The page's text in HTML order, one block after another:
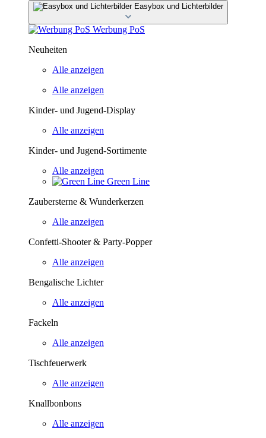
Easybox und Lichterbilder
Werbung PoS
Neuheiten
Alle anzeigen
Alle anzeigen
Kinder- und Jugend-Display
Alle anzeigen
Kinder- und Jugend-Sortimente
Alle anzeigen
Green Line
Zaubersterne & Wunderkerzen
Alle anzeigen
Confetti-Shooter & Party-Popper
Alle anzeigen
Bengalische Lichter
Alle anzeigen
Fackeln
Alle anzeigen
Tischfeuerwerk
Alle anzeigen
Knallbonbons
Alle anzeigen